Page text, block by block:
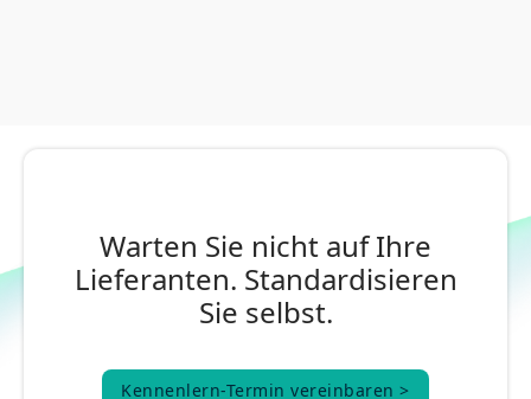
Warten Sie nicht auf Ihre
Lieferanten. Standardisieren
Sie selbst.
Kennenlern-Termin vereinbaren >